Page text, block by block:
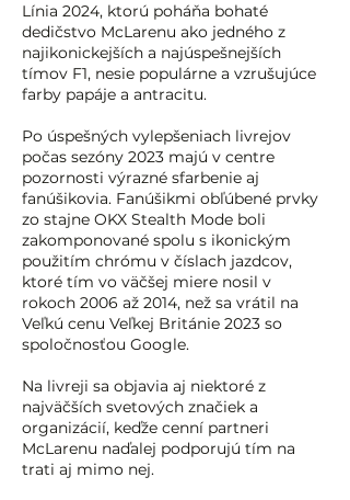
Línia 2024, ktorú poháňa bohaté
dedičstvo McLarenu ako jedného z
najikonickejších a najúspešnejších
tímov F1, nesie populárne a vzrušujúce
farby papáje a antracitu.
Po úspešných vylepšeniach livrejov
počas sezóny 2023 majú v centre
pozornosti výrazné sfarbenie aj
fanúšikovia. Fanúšikmi obľúbené prvky
zo stajne OKX Stealth Mode boli
zakomponované spolu s ikonickým
použitím chrómu v číslach jazdcov,
ktoré tím vo väčšej miere nosil v
rokoch 2006 až 2014, než sa vrátil na
Veľkú cenu Veľkej Británie 2023 so
spoločnosťou Google.
Na livreji sa objavia aj niektoré z
najväčších svetových značiek a
organizácií, keďže cenní partneri
McLarenu naďalej podporujú tím na
trati aj mimo nej.